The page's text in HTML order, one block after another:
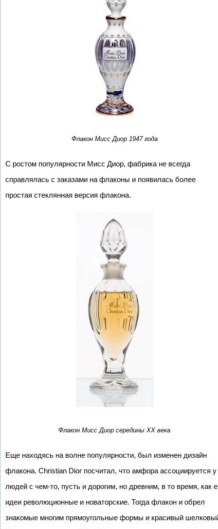
Флакон Мисс Диор 1947 года
С ростом популярности Мисс Диор, фабрика не всегда
справлялась с заказами на флаконы и появилась более
простая стеклянная версия флакона.
Флакон Мисс Диор середины ХХ века
Еще находясь на волне популярности, был изменен дизайн
флакона. Christian Dior посчитал, что амфора ассоциируется у
людей с чем-то, пусть и дорогим, но древним, в то время, как
идеи революционные и новаторские. Тогда флакон и обрел
знакомые многим прямоугольные формы и красивый